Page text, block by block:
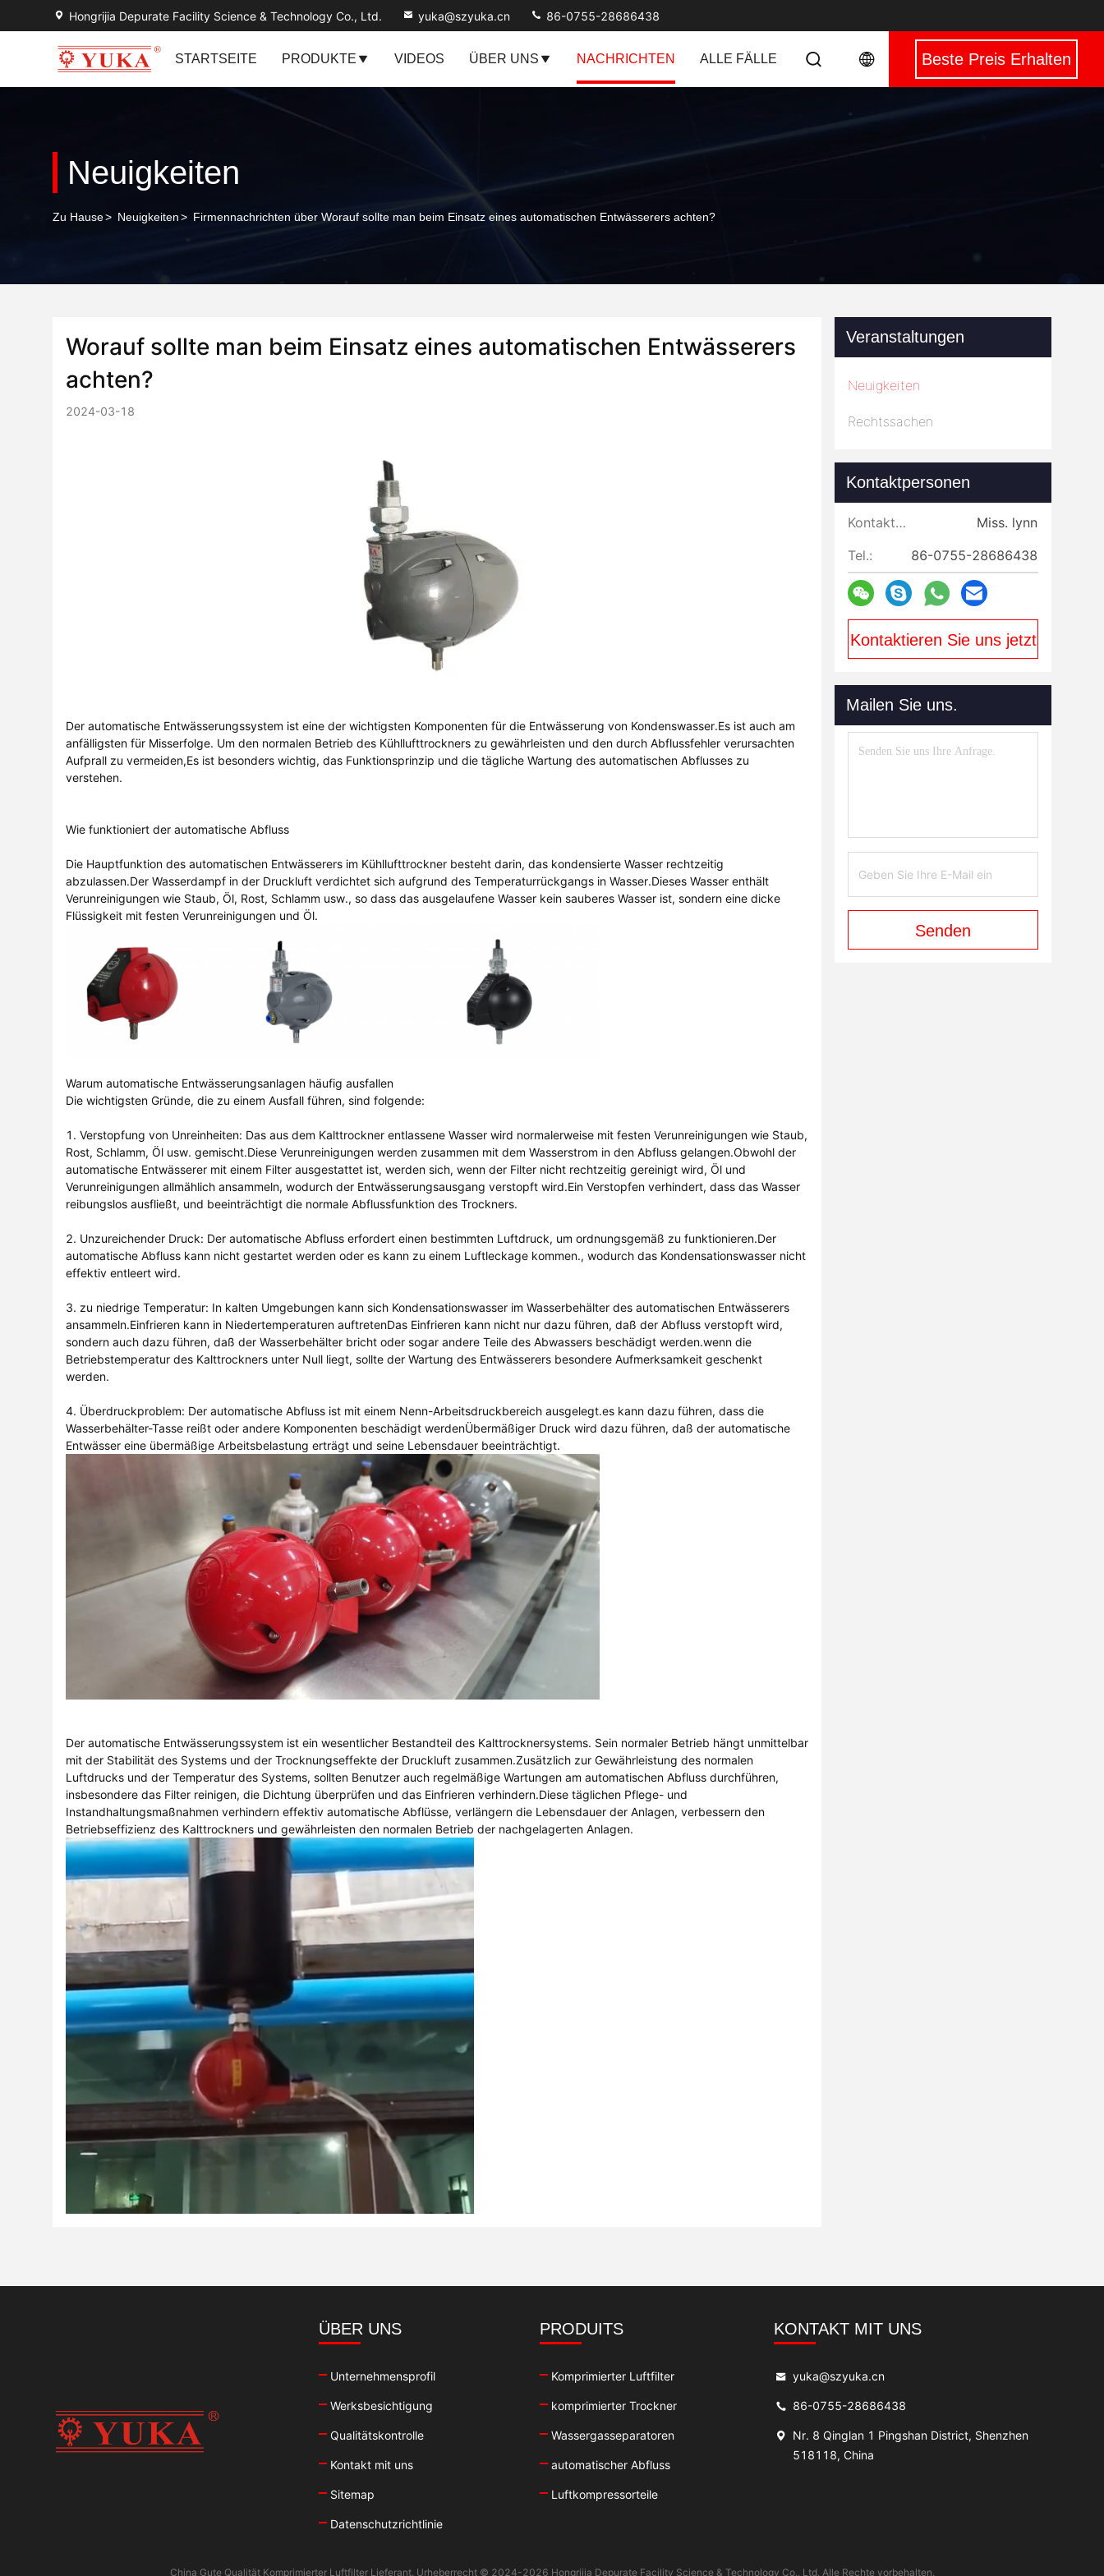
Hongrijia Depurate Facility Science & Technology Co., Ltd. yuka@szyuka.cn 86-0755-28686438
STARTSEITE PRODUKTE VIDEOS ÜBER UNS NACHRICHTEN ALLE FÄLLE Beste Preis Erhalten
Neuigkeiten
Zu Hause> Neuigkeiten> Firmennachrichten über Worauf sollte man beim Einsatz eines automatischen Entwässerers achten?
Worauf sollte man beim Einsatz eines automatischen Entwässerers
achten?
2024-03-18
Der automatische Entwässerungssystem ist eine der wichtigsten Komponenten für die Entwässerung von Kondenswasser.Es ist auch am
anfälligsten für Misserfolge. Um den normalen Betrieb des Kühllufttrockners zu gewährleisten und den durch Abflussfehler verursachten
Aufprall zu vermeiden,Es ist besonders wichtig, das Funktionsprinzip und die tägliche Wartung des automatischen Abflusses zu
verstehen.
Wie funktioniert der automatische Abfluss
Die Hauptfunktion des automatischen Entwässerers im Kühllufttrockner besteht darin, das kondensierte Wasser rechtzeitig
abzulassen.Der Wasserdampf in der Druckluft verdichtet sich aufgrund des Temperaturrückgangs in Wasser.Dieses Wasser enthält
Verunreinigungen wie Staub, Öl, Rost, Schlamm usw., so dass das ausgelaufene Wasser kein sauberes Wasser ist, sondern eine dicke
Flüssigkeit mit festen Verunreinigungen und Öl.
Warum automatische Entwässerungsanlagen häufig ausfallen
Die wichtigsten Gründe, die zu einem Ausfall führen, sind folgende:
1. Verstopfung von Unreinheiten: Das aus dem Kalttrockner entlassene Wasser wird normalerweise mit festen Verunreinigungen wie Staub,
Rost, Schlamm, Öl usw. gemischt.Diese Verunreinigungen werden zusammen mit dem Wasserstrom in den Abfluss gelangen.Obwohl der
automatische Entwässerer mit einem Filter ausgestattet ist, werden sich, wenn der Filter nicht rechtzeitig gereinigt wird, Öl und
Verunreinigungen allmählich ansammeln, wodurch der Entwässerungsausgang verstopft wird.Ein Verstopfen verhindert, dass das Wasser
reibungslos ausfließt, und beeinträchtigt die normale Abflussfunktion des Trockners.
2. Unzureichender Druck: Der automatische Abfluss erfordert einen bestimmten Luftdruck, um ordnungsgemäß zu funktionieren.Der
automatische Abfluss kann nicht gestartet werden oder es kann zu einem Luftleckage kommen., wodurch das Kondensationswasser nicht
effektiv entleert wird.
3. zu niedrige Temperatur: In kalten Umgebungen kann sich Kondensationswasser im Wasserbehälter des automatischen Entwässerers
ansammeln.Einfrieren kann in Niedertemperaturen auftretenDas Einfrieren kann nicht nur dazu führen, daß der Abfluss verstopft wird,
sondern auch dazu führen, daß der Wasserbehälter bricht oder sogar andere Teile des Abwassers beschädigt werden.wenn die
Betriebstemperatur des Kalttrockners unter Null liegt, sollte der Wartung des Entwässerers besondere Aufmerksamkeit geschenkt
werden.
4. Überdruckproblem: Der automatische Abfluss ist mit einem Nenn-Arbeitsdruckbereich ausgelegt.es kann dazu führen, dass die
Wasserbehälter-Tasse reißt oder andere Komponenten beschädigt werdenÜbermäßiger Druck wird dazu führen, daß der automatische
Entwässer eine übermäßige Arbeitsbelastung erträgt und seine Lebensdauer beeinträchtigt.
Der automatische Entwässerungssystem ist ein wesentlicher Bestandteil des Kalttrocknersystems. Sein normaler Betrieb hängt unmittelbar
mit der Stabilität des Systems und der Trocknungseffekte der Druckluft zusammen.Zusätzlich zur Gewährleistung des normalen
Luftdrucks und der Temperatur des Systems, sollten Benutzer auch regelmäßige Wartungen am automatischen Abfluss durchführen,
insbesondere das Filter reinigen, die Dichtung überprüfen und das Einfrieren verhindern.Diese täglichen Pflege- und
Instandhaltungsmaßnahmen verhindern effektiv automatische Abflüsse, verlängern die Lebensdauer der Anlagen, verbessern den
Betriebseffizienz des Kalttrockners und gewährleisten den normalen Betrieb der nachgelagerten Anlagen.
Veranstaltungen
Neuigkeiten
Rechtssachen
Kontaktpersonen
Kontaktpersonen:
Miss. lynn
Tel.:
86-0755-28686438
Kontaktieren Sie uns jetzt
Mailen Sie uns.
Senden
ÜBER UNS
Unternehmensprofil
Werksbesichtigung
Qualitätskontrolle
Kontakt mit uns
Sitemap
Datenschutzrichtlinie
PRODUITS
Komprimierter Luftfilter
komprimierter Trockner
Wassergasseparatoren
automatischer Abfluss
Luftkompressorteile
KONTAKT MIT UNS
yuka@szyuka.cn
86-0755-28686438
Nr. 8 Qinglan 1 Pingshan District, Shenzhen
518118, China
China Gute Qualität Komprimierter Luftfilter Lieferant. Urheberrecht © 2024-2026 Hongrijia Depurate Facility Science & Technology Co., Ltd. Alle Rechte vorbehalten.